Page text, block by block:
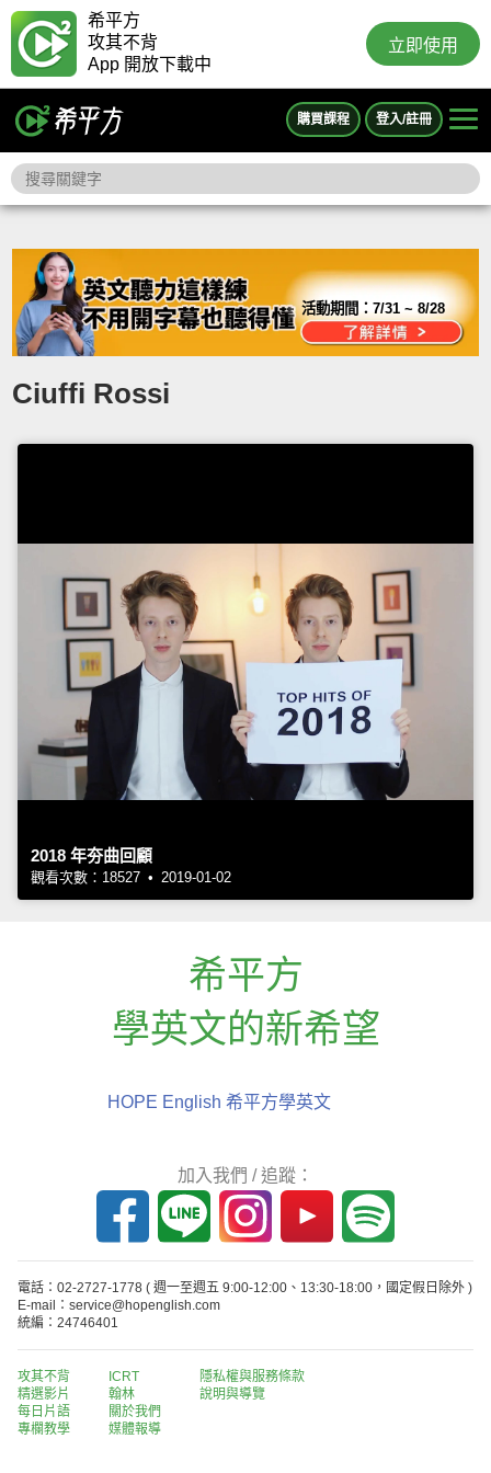
希平方
攻其不背
App 開放下載中
立即使用
購買課程 登入/註冊
活動期間：7/31 ~ 8/28
Ciuffi Rossi
2018 年夯曲回顧
觀看次數：18527 • 2019-01-02
希平方
學英文的新希望
HOPE English 希平方學英文
加入我們 / 追蹤：
電話：02-2727-1778 ( 週一至週五 9:00-12:00、13:30-18:00，國定假日除外 )
E-mail：service@hopenglish.com
統編：24746401
攻其不背
精選影片
每日片語
專欄教學
ICRT
翰林
關於我們
媒體報導
隱私權與服務條款
說明與導覽